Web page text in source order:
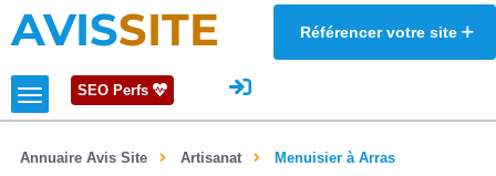
AVISSITE Référencer votre site
SEO Perfs
Annuaire Avis Site Artisanat Menuisier à Arras